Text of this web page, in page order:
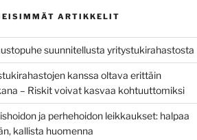
ARTIKKELIT
suunnitellusta yritystukirahastosta
kanssa oltava erittäin
– Riskit voivat kasvaa kohtuuttomiksi
ja perhehoidon leikkaukset: halpaa
kallista huomenna